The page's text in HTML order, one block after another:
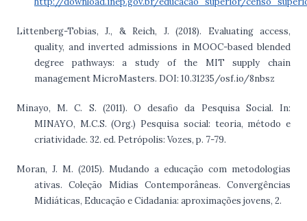
Littenberg-Tobias, J., & Reich, J. (2018). Evaluating access,
quality, and inverted admissions in MOOC-based blended
degree pathways: a study of the MIT supply chain
management MicroMasters. DOI: 10.31235/osf.io/8nbsz
Minayo, M. C. S. (2011). O desafio da Pesquisa Social. In:
MINAYO, M.C.S. (Org.) Pesquisa social: teoria, método e
criatividade. 32. ed. Petrópolis: Vozes, p. 7-79.
Moran, J. M. (2015). Mudando a educação com metodologias
ativas. Coleção Mídias Contemporâneas. Convergências
Midiáticas, Educação e Cidadania: aproximações jovens, 2.